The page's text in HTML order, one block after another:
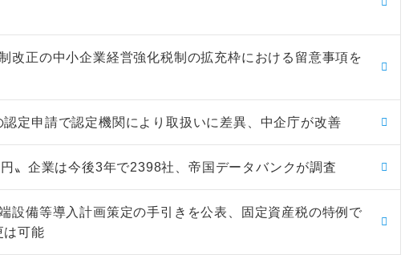
改正の中小企業経営強化税制の拡充枠における留意事項を
定申請で認定機関により取扱いに差異、中企庁が改善
円〟企業は今後3年で2398社、帝国データバンクが調査
設備等導入計画策定の手引きを公表、固定資産税の特例で
は可能
非上場株式の評価の仕方と記載 市街地周辺土地の評価 Ｑ